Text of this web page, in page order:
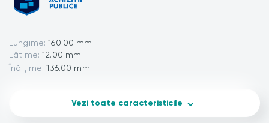
Lungime: 160.00 mm
Lătime: 12.00 mm
Înălțime: 136.00 mm
Vezi toate caracteristicile